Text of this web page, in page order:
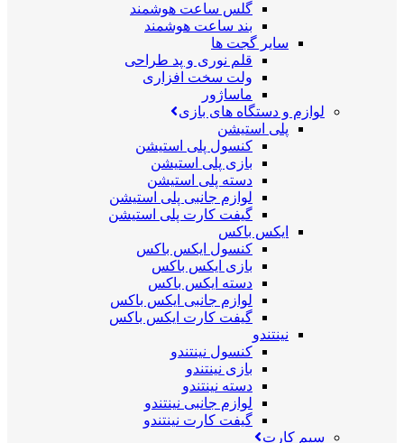
گلس ساعت هوشمند
بند ساعت هوشمند
سایر گجت ها
قلم نوری و پد طراحی
ولت سخت افزاری
ماساژور
لوازم و دستگاه های بازی
پلی استیشن
کنسول پلی استیشن
بازی پلی استیشن
دسته پلی استیشن
لوازم جانبی پلی استیشن
گیفت کارت پلی استیشن
ایکس باکس
کنسول ایکس باکس
بازی ایکس باکس
دسته ایکس باکس
لوازم جانبی ایکس باکس
گیفت کارت ایکس باکس
نینتندو
کنسول نینتندو
بازی نینتندو
دسته نینتندو
لوازم جانبی نینتندو
گیفت کارت نینتندو
سیم کارت